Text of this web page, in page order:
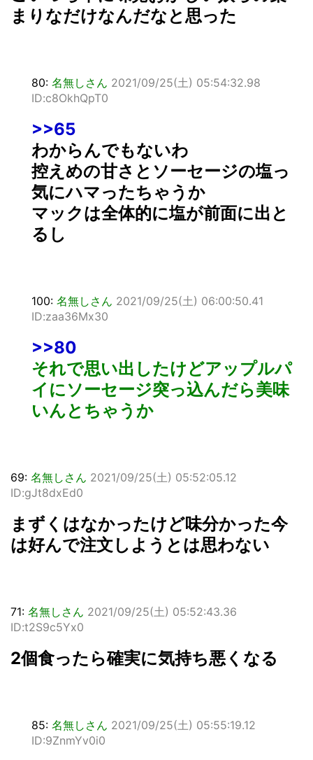
まりなだけなんだなと思った
80: 名無しさん 2021/09/25(土) 05:54:32.98
ID:c8OkhQpT0
>>65
わからんでもないわ
控えめの甘さとソーセージの塩っ
気にハマったちゃうか
マックは全体的に塩が前面に出と
るし
100: 名無しさん 2021/09/25(土) 06:00:50.41
ID:zaa36Mx30
>>80
それで思い出したけどアップルパ
イにソーセージ突っ込んだら美味
いんとちゃうか
69: 名無しさん 2021/09/25(土) 05:52:05.12
ID:gJt8dxEd0
まずくはなかったけど味分かった今
は好んで注文しようとは思わない
71: 名無しさん 2021/09/25(土) 05:52:43.36
ID:t2S9c5Yx0
2個食ったら確実に気持ち悪くなる
85: 名無しさん 2021/09/25(土) 05:55:19.12
ID:9ZnmYv0i0